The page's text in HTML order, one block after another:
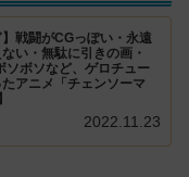
】戦闘がCGっぽい・永遠
い・無駄に引きの画・
ソボソなど、ゲロチュー
アニメ「チェンソーマ
2022.11.23